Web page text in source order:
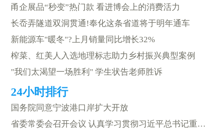
甬企展品“秒变”热门款 看进博会上的消费活力
长岙弄隧道双洞贯通!奉化这条省道将于明年通车
新能源车"暖冬"?上月销量同比增长32%
榨菜、红美人入选地理标志助力乡村振兴典型案例
"我们太渴望一场胜利" 学生状告老师胜诉
国务院同意宁波港口岸扩大开放
省委常委会召开会议 认真学习贯彻习近平总书记重要讲话精神